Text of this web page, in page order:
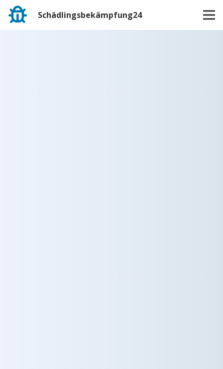
Schädlingsbekämpfung24